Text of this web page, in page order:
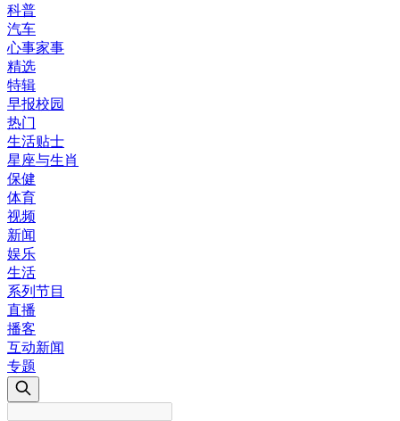
科普
汽车
心事家事
精选
特辑
早报校园
热门
生活贴士
星座与生肖
保健
体育
视频
新闻
娱乐
生活
系列节目
直播
播客
互动新闻
专题